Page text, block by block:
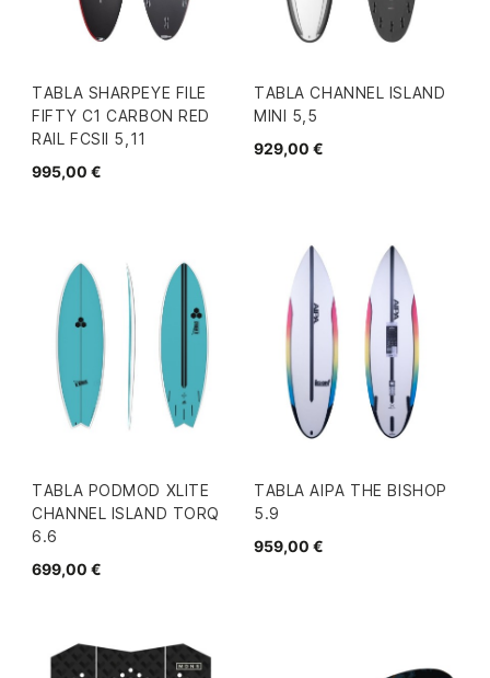
TABLA SHARPEYE FILE
FIFTY C1 CARBON RED
RAIL FCSII 5,11
995,00 €
TABLA CHANNEL ISLAND
MINI 5,5
929,00 €
TABLA PODMOD XLITE
CHANNEL ISLAND TORQ
6.6
699,00 €
TABLA AIPA THE BISHOP
5.9
959,00 €